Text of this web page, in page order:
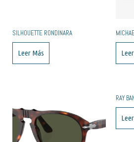
SILHOUETTE RONDINARA
Leer Más
RAY